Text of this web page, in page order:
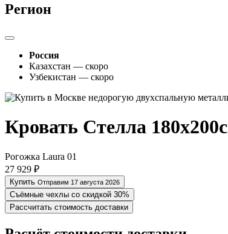
Регион
Россия
Казахстан — скоро
Узбекистан — скоро
Кровать Стелла
Рогожка Laura 01
27 929 ₽
Купить Отправим 17 августа 2026
Съёмные чехлы со скидкой 30%
Рассчитать стоимость доставки